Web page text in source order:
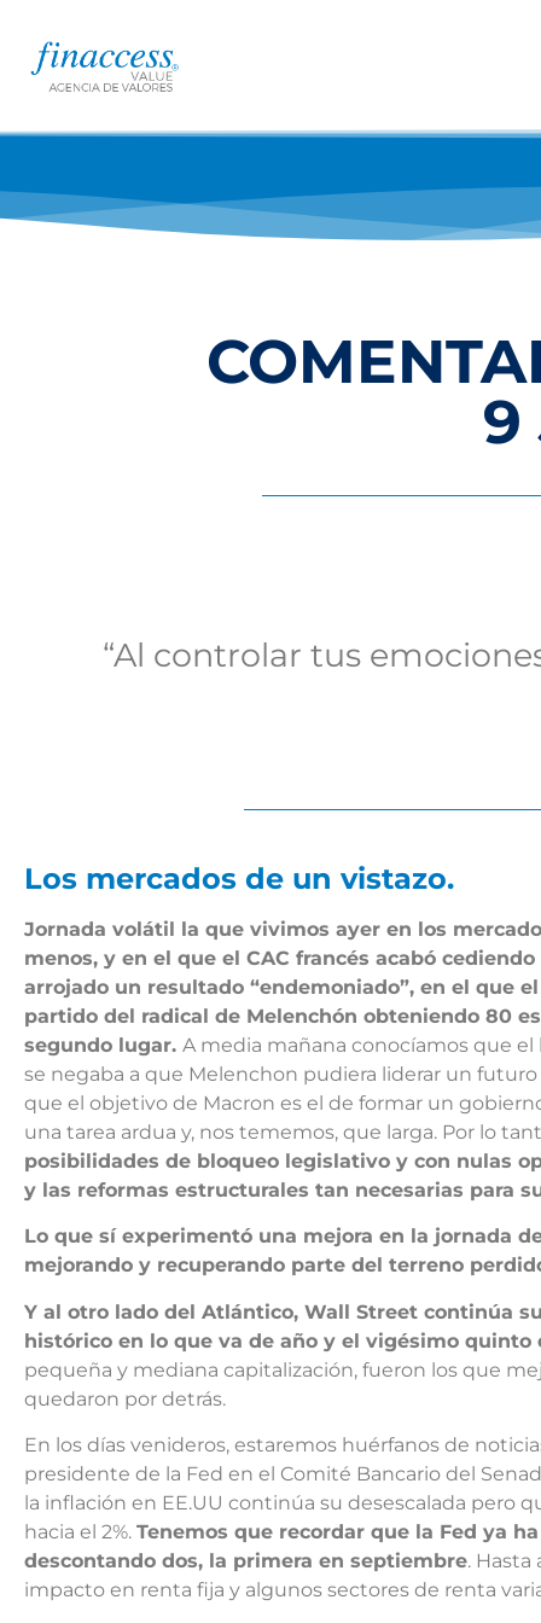
9
“Al controlar tus
Los mercados de un vistazo.
Jornada volátil la que vivimos ayer en los
menos, y en el que el CAC francés acabó
arrojado un resultado “endemoniado”, en el que
partido del radical de Melenchón obteniendo 80
segundo lugar. A media mañana conocíamos que
se negaba a que Melenchon pudiera liderar un
que el objetivo de Macron es el de formar un
una tarea ardua y, nos tememos, que larga. Por lo
posibilidades de bloqueo legislativo y con nulas
y las reformas estructurales tan necesarias para
Lo que sí experimentó una mejora en la jornada
mejorando y recuperando parte del terreno
Y al otro lado del Atlántico, Wall Street continúa
histórico en lo que va de año y el vigésimo quinto
pequeña y mediana capitalización, fueron los que
quedaron por detrás.
En los días venideros, estaremos huérfanos de
presidente de la Fed en el Comité Bancario del
la inflación en EE.UU continúa su desescalada pero
hacia el 2%. Tenemos que recordar que la Fed ya
descontando dos, la primera en septiembre.
impacto en renta fija y algunos sectores de renta